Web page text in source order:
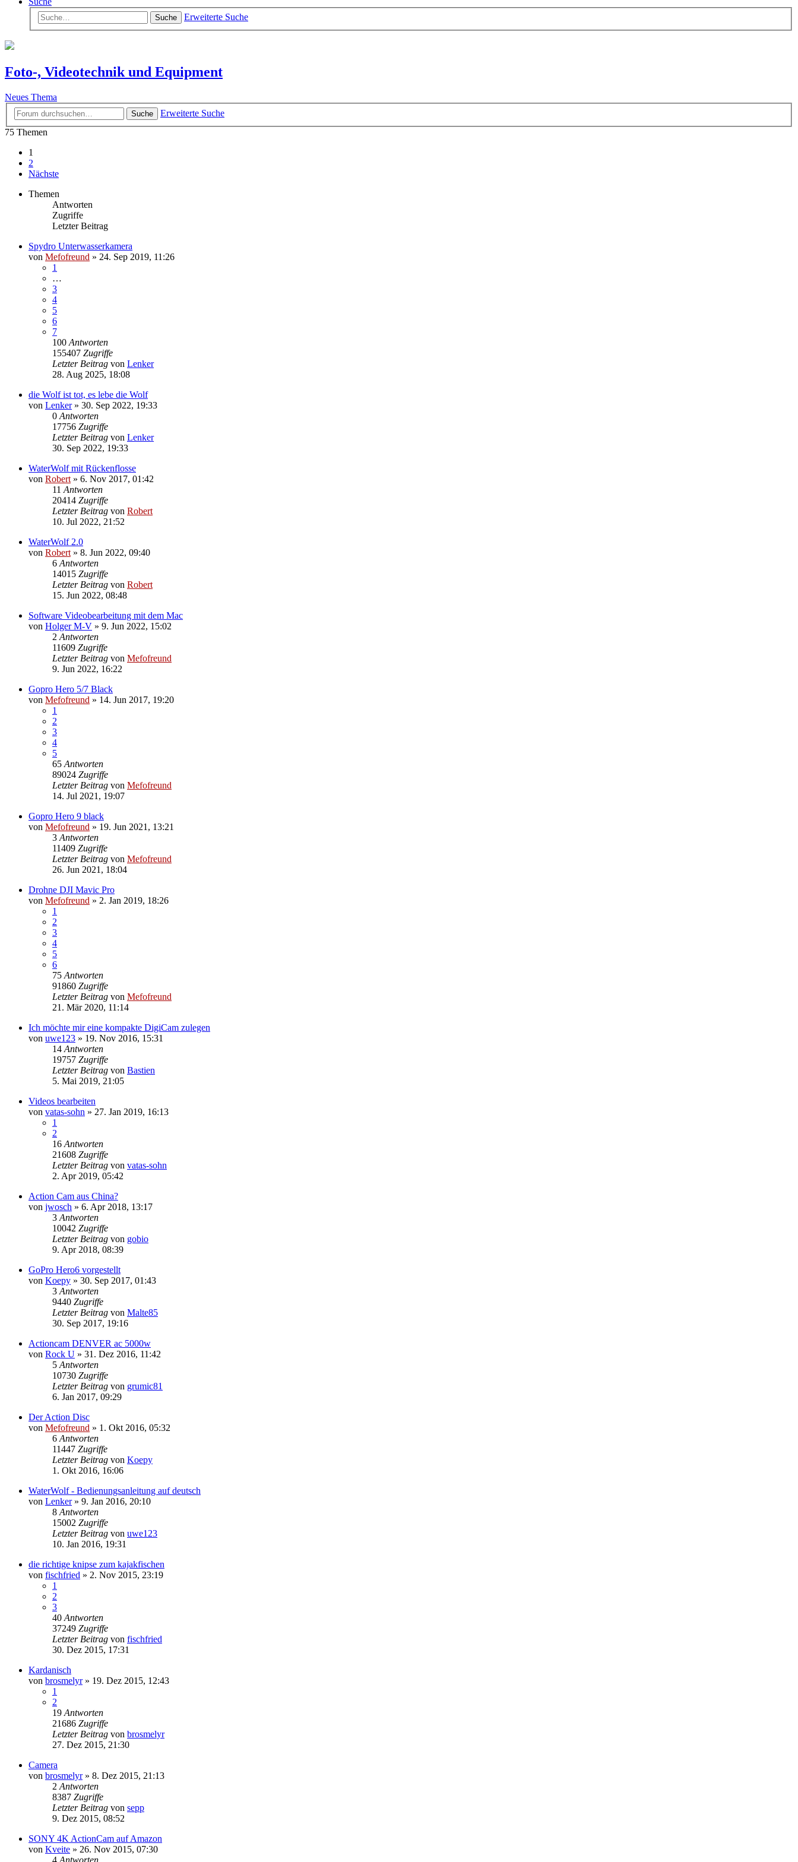
Suche Erweiterte Suche
Foto-, Videotechnik und Equipment
Neues Thema
Suche
Erweiterte Suche
75 Themen
1
2
Nächste
Themen
Antworten
Zugriffe
Letzter Beitrag
Spydro Unterwasserkamera
von Mefofreund » 24. Sep 2019, 11:26
1
…
3
4
5
6
7
100 Antworten
155407 Zugriffe
Letzter Beitrag von Lenker
28. Aug 2025, 18:08
die Wolf ist tot, es lebe die Wolf
von Lenker» 30. Sep 2022, 19:33
0 Antworten
17756 Zugriffe
Letzter Beitrag von Lenker
30. Sep 2022, 19:33
WaterWolf mit Rückenflosse
von Robert » 6. Nov 2017, 01:42
11 Antworten
20414 Zugriffe
Letzter Beitrag von Robert
10. Jul 2022, 21:52
WaterWolf 2.0
von Robert » 8. Jun 2022, 09:40
6 Antworten
14015 Zugriffe
Letzter Beitrag von Robert
15. Jun 2022, 08:48
Software Videobearbeitung mit dem Mac
von Holger M-V » 9. Jun 2022, 15:02
2 Antworten
11609 Zugriffe
Letzter Beitrag von Mefofreund
9. Jun 2022, 16:22
Gopro Hero 5/7 Black
von Mefofreund » 14. Jun 2017, 19:20
1
2
3
4
5
65 Antworten
89024 Zugriffe
Letzter Beitrag von Mefofreund
14. Jul 2021, 19:07
Gopro Hero 9 black
von Mefofreund » 19. Jun 2021, 13:21
3 Antworten
11409 Zugriffe
Letzter Beitrag von Mefofreund
26. Jun 2021, 18:04
Drohne DJI Mavic Pro
von Mefofreund » 2. Jan 2019, 18:26
1
2
3
4
5
6
75 Antworten
91860 Zugriffe
Letzter Beitrag von Mefofreund
21. Mär 2020, 11:14
Ich möchte mir eine kompakte DigiCam zulegen
von uwe123 » 19. Nov 2016, 15:31
14 Antworten
19757 Zugriffe
Letzter Beitrag von Bastien
5. Mai 2019, 21:05
Videos bearbeiten
von vatas-sohn » 27. Jan 2019, 16:13
1
2
16 Antworten
21608 Zugriffe
Letzter Beitrag von vatas-sohn
2. Apr 2019, 05:42
Action Cam aus China?
von jwosch » 6. Apr 2018, 13:17
3 Antworten
10042 Zugriffe
Letzter Beitrag von gobio
9. Apr 2018, 08:39
GoPro Hero6 vorgestellt
von Koepy » 30. Sep 2017, 01:43
3 Antworten
9440 Zugriffe
Letzter Beitrag von Malte85
30. Sep 2017, 19:16
Actioncam DENVER ac 5000w
von Rock U » 31. Dez 2016, 11:42
5 Antworten
10730 Zugriffe
Letzter Beitrag von grumic81
6. Jan 2017, 09:29
Der Action Disc
von Mefofreund » 1. Okt 2016, 05:32
6 Antworten
11447 Zugriffe
Letzter Beitrag von Koepy
1. Okt 2016, 16:06
WaterWolf - Bedienungsanleitung auf deutsch
von Lenker» 9. Jan 2016, 20:10
8 Antworten
15002 Zugriffe
Letzter Beitrag von uwe123
10. Jan 2016, 19:31
die richtige knipse zum kajakfischen
von fischfried » 2. Nov 2015, 23:19
1
2
3
40 Antworten
37249 Zugriffe
Letzter Beitrag von fischfried
30. Dez 2015, 17:31
Kardanisch
von brosmelyr» 19. Dez 2015, 12:43
1
2
19 Antworten
21686 Zugriffe
Letzter Beitrag von brosmelyr
27. Dez 2015, 21:30
Camera
von brosmelyr» 8. Dez 2015, 21:13
2 Antworten
8387 Zugriffe
Letzter Beitrag von sepp
9. Dez 2015, 08:52
SONY 4K ActionCam auf Amazon
von Kveite » 26. Nov 2015, 07:30
4 Antworten